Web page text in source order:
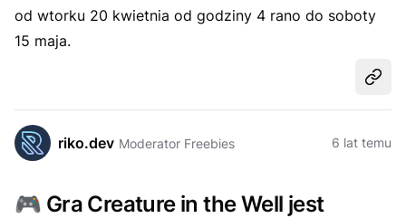
od wtorku 20 kwietnia od godziny 4 rano do soboty
15 maja.
riko.dev Moderator Freebies 6 lat temu
🎮 Gra Creature in the Well jest